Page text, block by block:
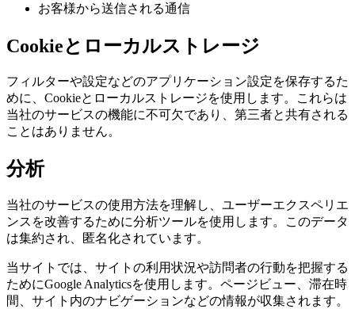
お客様から送信される通信
Cookieとローカルストレージ
フィルターや設定などのアプリケーション設定を保存するた
めに、Cookieとローカルストレージを使用します。これらは
当社のサービスの機能に不可欠であり、第三者と共有される
ことはありません。
分析
当社のサービスの使用方法を理解し、ユーザーエクスペリエ
ンスを改善するために分析ツールを使用します。このデータ
は集約され、匿名化されています。
当サイトでは、サイトの利用状況や訪問者の行動を把握する
ためにGoogle Analyticsを使用します。ページビュー、滞在時
間、サイト内のナビゲーションなどの情報が収集されます。